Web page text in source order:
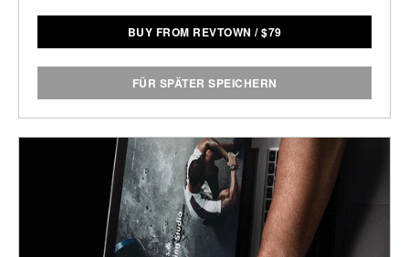
BUY FROM REVTOWN /$79
FÜR SPÄTER SPEICHERN